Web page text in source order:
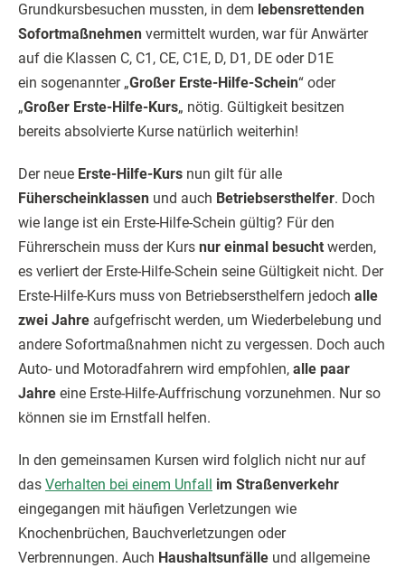
Grundkursbesuchen mussten, in dem lebensrettenden
Sofortmaßnehmen vermittelt wurden, war für Anwärter
auf die Klassen C, C1, CE, C1E, D, D1, DE oder D1E
ein sogenannter „Großer Erste-Hilfe-Schein“ oder
„Großer Erste-Hilfe-Kurs„ nötig. Gültigkeit besitzen
bereits absolvierte Kurse natürlich weiterhin!
Der neue Erste-Hilfe-Kurs nun gilt für alle
Füherscheinklassen und auch Betriebsersthelfer. Doch
wie lange ist ein Erste-Hilfe-Schein gültig? Für den
Führerschein muss der Kurs nur einmal besucht werden,
es verliert der Erste-Hilfe-Schein seine Gültigkeit nicht. Der
Erste-Hilfe-Kurs muss von Betriebsersthelfern jedoch alle
zwei Jahre aufgefrischt werden, um Wiederbelebung und
andere Sofortmaßnahmen nicht zu vergessen. Doch auch
Auto- und Motoradfahrern wird empfohlen, alle paar
Jahre eine Erste-Hilfe-Auffrischung vorzunehmen. Nur so
können sie im Ernstfall helfen.
In den gemeinsamen Kursen wird folglich nicht nur auf
das Verhalten bei einem Unfall im Straßenverkehr
eingegangen mit häufigen Verletzungen wie
Knochenbrüchen, Bauchverletzungen oder
Verbrennungen. Auch Haushaltsunfälle und allgemeine